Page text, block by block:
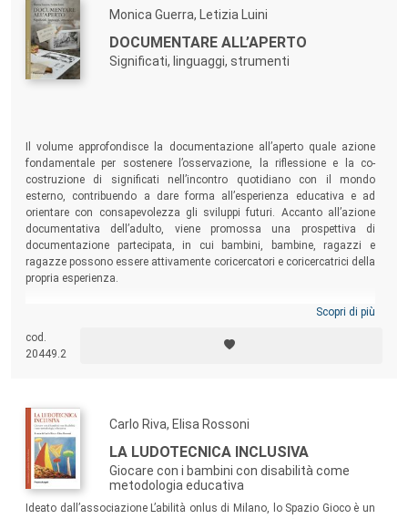
Silvia Nogueira Chaves,Universidade Federal do Pará
(Brasil)
Lola Ottolini,
Politecnico di Milano
Chiara Panciroli,
Michela Schenetti,Università di Bologna
Giulia Schiavone, Università di Milano-Bicocca
María Ainoa Zabalza-Cerdeiriña,Universidad de Vigo
(España)
Franca Zuccoli, Università di Milano-Bicocca
L’educazione è espressione di una sensibilità politica
molteplici possibilità. La bellezza è intesa come apertura di
responsabilità, non solo teoretica ma soprattutto
espressiva, di quelle parti che fuori o dentro al soggetto
cambiamento, senza incorrere in pretese di gradevolezza,
compiutezza o modellizzazione.
Al fine di intercettare e promuovere pensieri e pratiche che
testimoniano l'interdipendenza delle dimensioni etica ed
estetica, la collana accoglie studi e ricerche che esplorano
le questioni e gli eventi educativi come espressioni di
Monica Guerra, Letizia Luini
DOCUMENTARE ALL’APERTO
Significati, linguaggi, strumenti
Il volume approfondisce la documentazione all’aperto quale azione
fondamentale per sostenere l’osservazione, la riflessione e la co-
costruzione di significati nell’incontro quotidiano con il mondo
esterno, contribuendo a dare forma all’esperienza educativa e ad
orientare con consapevolezza gli sviluppi futuri. Accanto all’azione
documentativa dell’adulto, viene promossa una prospettiva di
documentazione partecipata, in cui bambini, bambine, ragazzi e
ragazze possono essere attivamente coricercatori e coricercatrici della
propria esperienza.
Scopri di più
cod.
20449.2
Carlo Riva, Elisa Rossoni
LA LUDOTECNICA INCLUSIVA
Giocare con i bambini con disabilità come
metodologia educativa
Ideato dall’associazione L’abilità onlus di Milano, lo Spazio Gioco è un